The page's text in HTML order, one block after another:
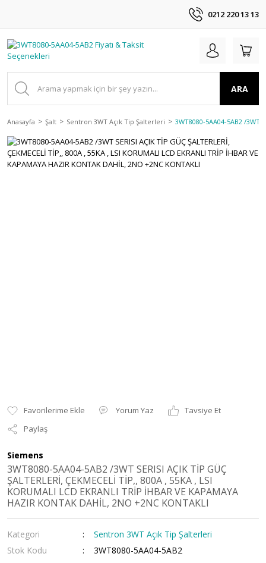
0212 220 13 13
ARA
Anasayfa Şalt Sentron 3WT Açık Tip Şalterleri 3WT8080-5AA04-5AB2 /3WT
Yorum Yaz
Tavsiye Et
Paylaş
Siemens
3WT8080-5AA04-5AB2 /3WT SERISI AÇIK TİP GÜÇ
ŞALTERLERİ, ÇEKMECELİ TİP,, 800A , 55KA , LSI
KORUMALI LCD EKRANLI TRİP İHBAR VE KAPAMAYA
HAZIR KONTAK DAHİL, 2NO +2NC KONTAKLI
Kategori
Sentron 3WT Açık Tip Şalterleri
Stok Kodu
3WT8080-5AA04-5AB2